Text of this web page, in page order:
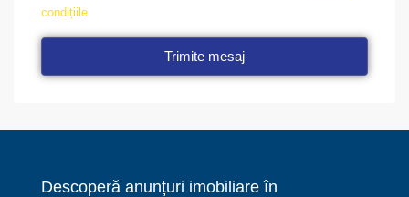
condițiile
Trimite mesaj
Descoperă anunțuri imobiliare în